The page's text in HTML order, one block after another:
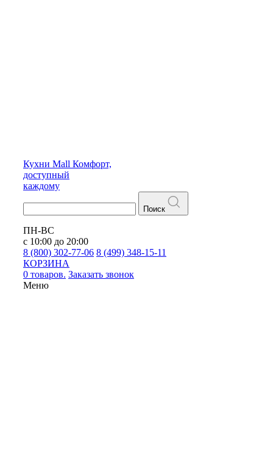
Кухни Mall Комфорт,
доступный
каждому
Поиск
ПН-ВС
с 10:00 до 20:00
8 (800) 302-77-06 8 (499) 348-15-11
КОРЗИНА
0 товаров. Заказать звонок
Меню